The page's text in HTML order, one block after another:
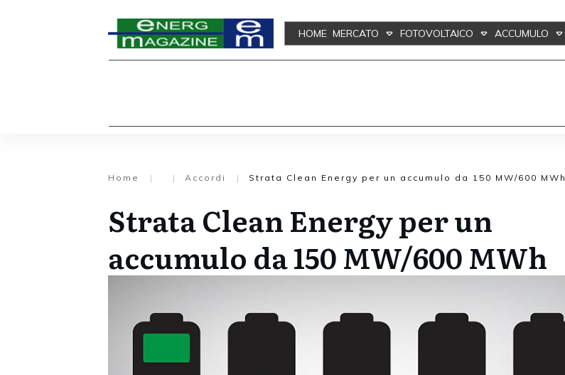
HOME MERCATO FOTOVOLTAICO ACCUMULO
Home | | Accordi | Strata Clean Energy per un accumulo da 150 MW/600 MWh
Strata Clean Energy per un
accumulo da 150 MW/600 MWh